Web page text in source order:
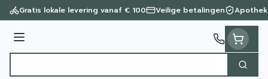
Ga naar de inhoud
Gratis lokale levering vanaf € 100 Veilige betalingen
Menu
Zoek